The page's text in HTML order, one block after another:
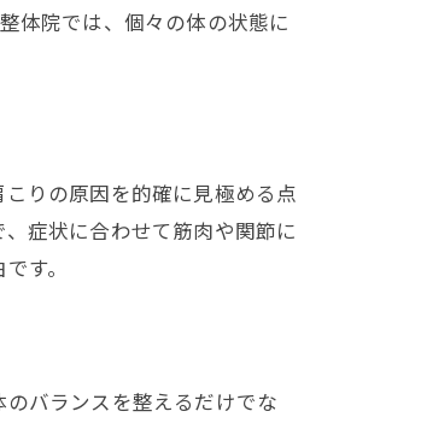
体院では、個々の体の状態に
りの原因を的確に見極める点
症状に合わせて筋肉や関節に
す。
バランスを整えるだけでな